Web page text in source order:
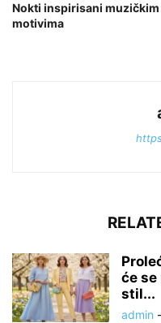
Nokti inspirisani muzičkim
motivima
će
stil...
admin -